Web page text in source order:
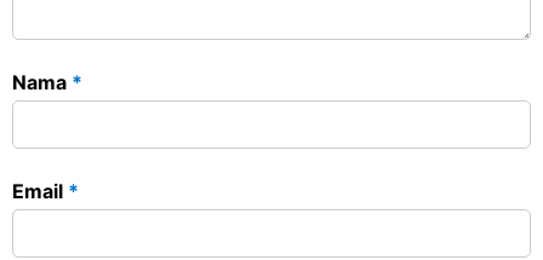
Nama *
Email *